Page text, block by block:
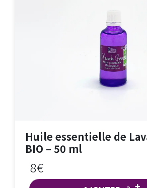
Huile essentielle de Lavandin
BIO – 50 ml
8€